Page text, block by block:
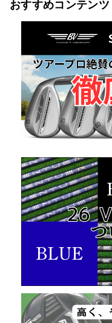
おすすめコンテンツ